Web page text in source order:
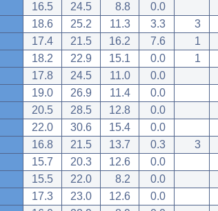
16.5 24.5 8.8 0.0
18.6 25.2 11.3 3.3 3
17.4 21.5 16.2 7.6 1
18.2 22.9 15.1 0.0 1
17.8 24.5 11.0 0.0
19.0 26.9 11.4 0.0
20.5 28.5 12.8 0.0
22.0 30.6 15.4 0.0
16.8 21.5 13.7 0.3 3
15.7 20.3 12.6 0.0
15.5 22.0 8.2 0.0
17.3 23.0 12.6 0.0